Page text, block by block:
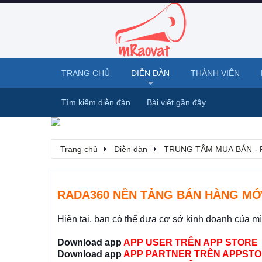
Trang chủ Diễn đàn TRUNG TÂM MUA BÁN -
RADA360 NỀN TẢNG BÁN HÀNG
Hiện tại, bạn có thể đưa cơ sở kinh doanh của
Download app APP USER TRÊN APP STORE
Download app APP PARTNER TRÊN
TRANG CHỦ DIỄN ĐÀN
Tìm kiếm diễn đàn Bài viết gần đây
THÀNH VIÊN